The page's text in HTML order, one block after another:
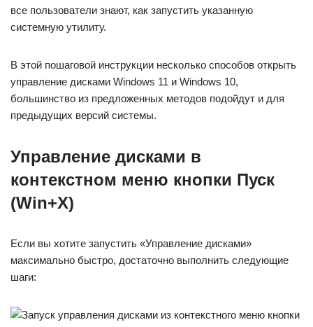
все пользователи знают, как запустить указанную
системную утилиту.
В этой пошаговой инструкции несколько способов открыть
управление дисками Windows 11 и Windows 10,
большинство из предложенных методов подойдут и для
предыдущих версий системы.
Управление дисками в
контекстном меню кнопки Пуск
(Win+X)
Если вы хотите запустить «Управление дисками»
максимально быстро, достаточно выполнить следующие
шаги: